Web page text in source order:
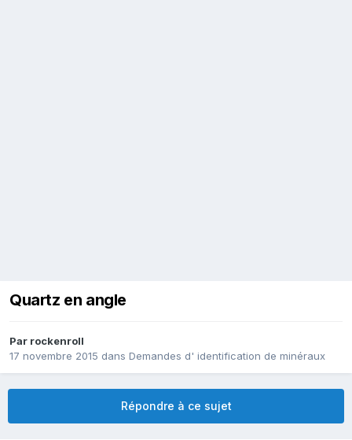
Quartz en angle
Par rockenroll
17 novembre 2015 dans Demandes d' identification de minéraux
Répondre à ce sujet